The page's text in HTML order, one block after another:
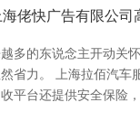
佬快广告有限公司
多的东说念主开动关
省力。 上海拉佰汽车
平台还提供安全保险